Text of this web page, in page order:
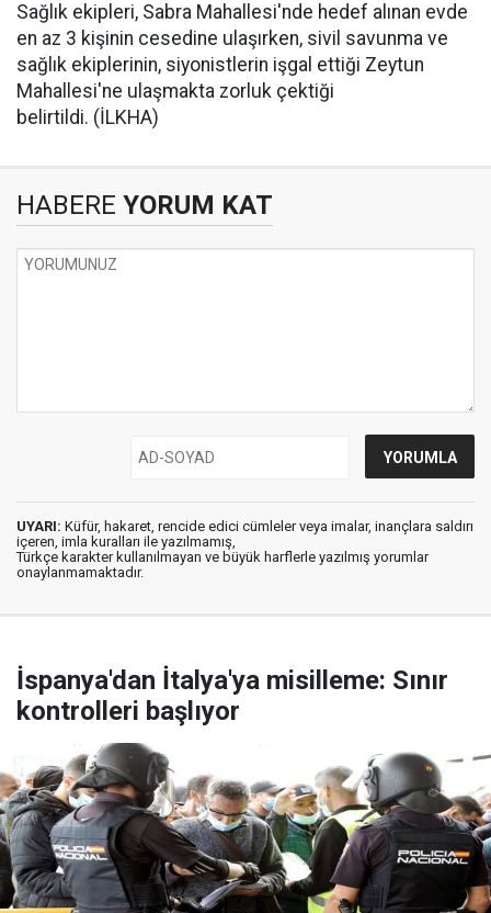
Sağlık ekipleri, Sabra Mahallesi'nde hedef alınan evde
en az 3 kişinin cesedine ulaşırken, sivil savunma ve
sağlık ekiplerinin, siyonistlerin işgal ettiği Zeytun
Mahallesi'ne ulaşmakta zorluk çektiği
belirtildi. (İLKHA)
HABERE YORUM KAT
UYARI: Küfür, hakaret, rencide edici cümleler veya imalar, inançlara saldırı
içeren, imla kuralları ile yazılmamış,
Türkçe karakter kullanılmayan ve büyük harflerle yazılmış yorumlar
onaylanmamaktadır.
İspanya'dan İtalya'ya misilleme: Sınır
kontrolleri başlıyor